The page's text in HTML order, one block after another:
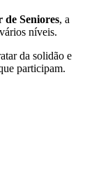
de Seniores, a
níveis.
da solidão e
participam.